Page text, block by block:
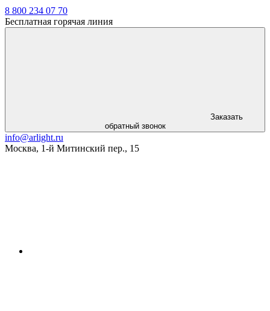
8 800 234 07 70
Бесплатная горячая линия
Заказать
обратный звонок
info@arlight.ru
Москва, 1-й Митинский пер., 15